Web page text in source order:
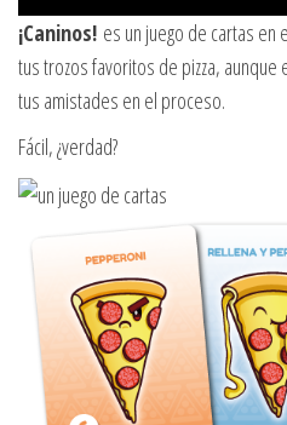
¡Caninos! es un juego de cartas
tus trozos favoritos de pizza,
tus amistades en el proceso.
Fácil, ¿verdad?